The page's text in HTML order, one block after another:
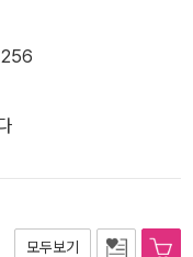
256
모두보기